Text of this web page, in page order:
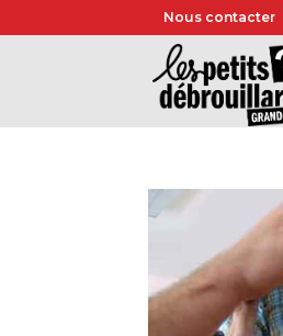
Nous contacter